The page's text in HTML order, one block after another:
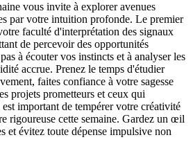
vous invite à explorer avenues
par votre intuition profonde. Le premier
faculté d'interprétation des signaux
de percevoir des opportunités
à écouter vos instincts et à analyser les
accrue. Prenez le temps d'étudier
faites confiance à votre sagesse
projets prometteurs et ceux qui
important de tempérer votre créativité
rigoureuse cette semaine. Gardez un œil
et évitez toute dépense impulsive non